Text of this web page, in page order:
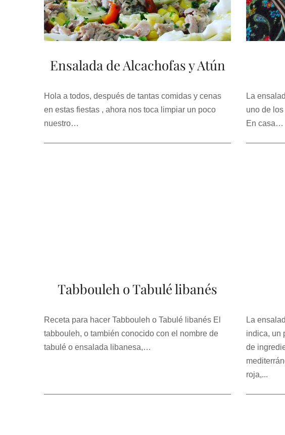
Ensalada de Alcachofas y Atún
Hola a todos, después de tantas comidas y cenas
en estas fiestas , ahora nos toca limpiar un poco
nuestro…
La
uno de
En casa…
Tabbouleh o Tabulé libanés
Receta para hacer Tabbouleh o Tabulé libanés El
tabbouleh, o también conocido con el nombre de
tabulé o ensalada libanesa,…
La
indica, un
de
roja,...